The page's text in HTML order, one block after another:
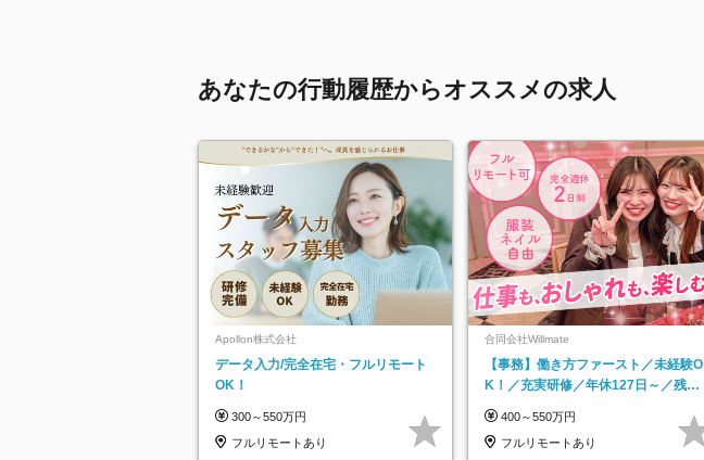
あなたの行動履歴からオススメの求人
Apollon株式会社
データ入力/完全在宅・フルリモート
OK！
300～550万円
フルリモートあり
合同会社Willmate
【事務】働き方ファースト／未経験O
K！／充実研修／年休127日～／残業
400～550万円
フルリモートあり